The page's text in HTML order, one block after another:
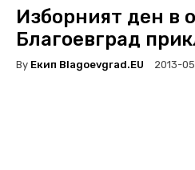
Изборният ден в
Благоевград
By Екип Blagoevgrad.EU 2013-